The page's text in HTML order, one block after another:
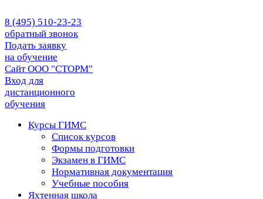
8 (495) 510-23-23
обратный звонок
Подать заявку
на обучение
Сайт ООО "СТОРМ"
Вход для
дистанционного
обучения
Курсы ГИМС
Список курсов
Формы подготовки
Экзамен в ГИМС
Нормативная документация
Учебные пособия
Яхтенная школа